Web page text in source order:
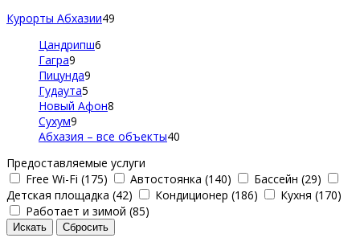
Курорты Абхазии49
Цандрипш6
Гагра9
Пицунда9
Гудаута5
Новый Афон8
Сухум9
Абхазия – все объекты40
Предоставляемые услуги
Free Wi-Fi (175)
Автостоянка (140)
Бассейн (29)
Детская площадка (42)
Кондиционер (186)
Кухня (170)
Работает и зимой (85)